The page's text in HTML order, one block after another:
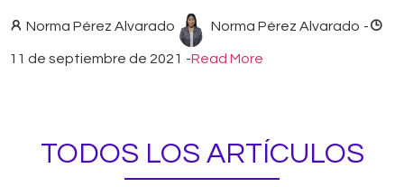
Norma Pérez Alvarado Norma Pérez Alvarado -
11 de septiembre de 2021 -Read More
TODOS LOS ARTÍCULOS